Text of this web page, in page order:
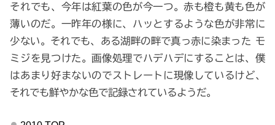
それでも、今年は紅葉の色が今一つ。赤も橙も黄も色が
薄いのだ。一昨年の様に、ハッとするような色が非常に
少ない。それでも、ある湖畔の畔で真っ赤に染まった モ
ミジを見つけた。画像処理でハデハデにすることは、僕
はあまり好まないのでストレートに現像しているけど、
それでも鮮やかな色で記録されているようだ。